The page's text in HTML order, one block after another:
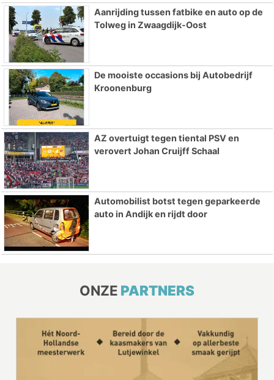
Aanrijding tussen fatbike en auto op de
Tolweg in Zwaagdijk-Oost
De mooiste occasions bij Autobedrijf
Kroonenburg
AZ overtuigt tegen tiental PSV en
verovert Johan Cruijff Schaal
Automobilist botst tegen geparkeerde
auto in Andijk en rijdt door
ONZE PARTNERS